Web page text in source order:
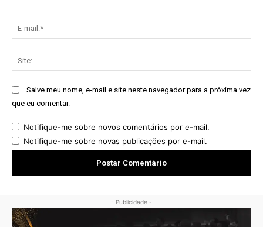
Salve meu nome, e-mail e site neste navegador para a próxima vez
que eu comentar.
Notifique-me sobre novos comentários por e-mail.
Notifique-me sobre novas publicações por e-mail.
- Publicidade -